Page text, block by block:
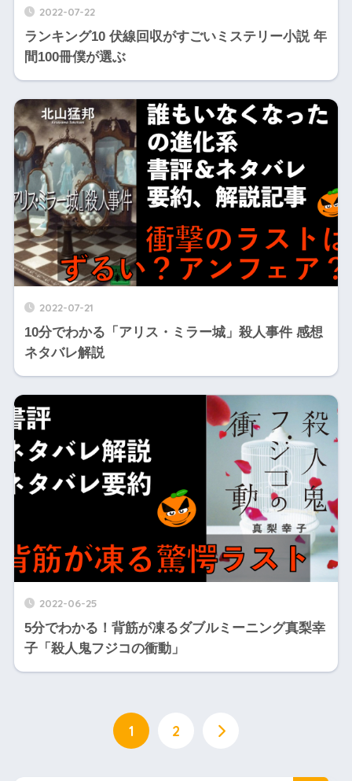
2022-07-22
ランキング10 伏線回収がすごいミステリー小説 年
間100冊僕が選ぶ
2022-07-21
10分でわかる「アリス・ミラー城」殺人事件 感想
ネタバレ解説
2022-06-25
5分でわかる！背筋が凍るダブルミーニング真梨幸
子「殺人鬼フジコの衝動」
1 2